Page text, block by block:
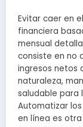
Evitar caer en
financiera
mensual
consiste en no
ingresos netos
naturaleza,
saludable para
Automatizar
en línea es